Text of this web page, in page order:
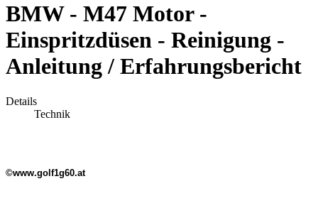
BMW - M47 Motor -
Einspritzdüsen - Reinigung -
Anleitung / Erfahrungsbericht
Details
Technik
©www.golf1g60.at